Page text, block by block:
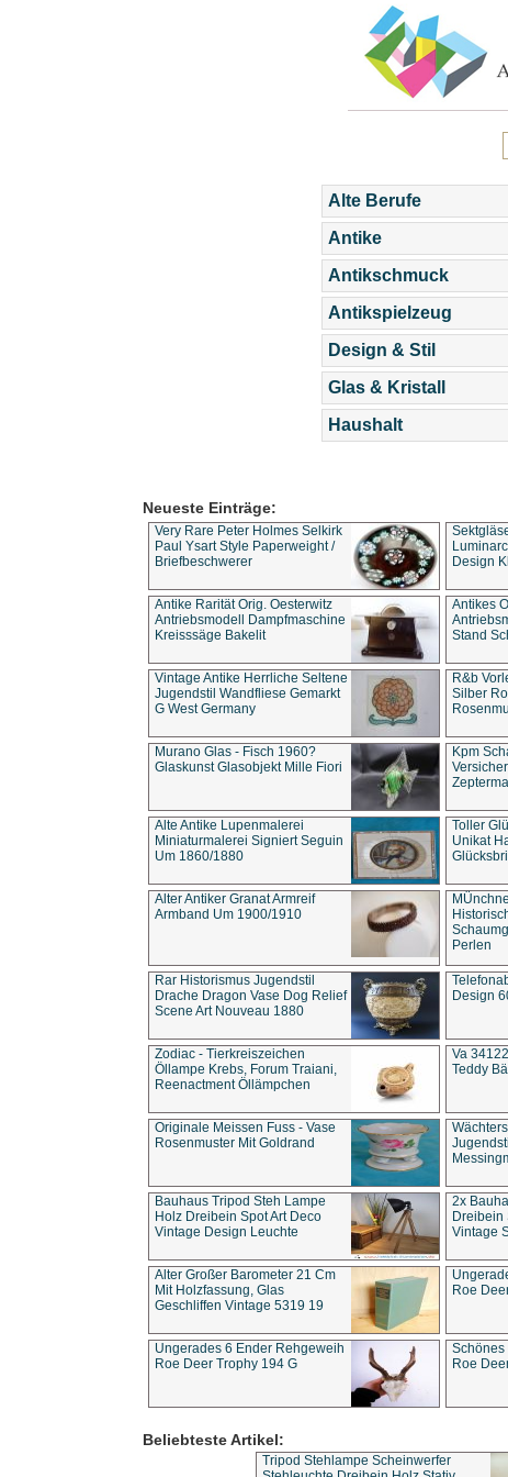
Alte Berufe
Antike
Antikschmuck
Antikspielzeug
Design & Stil
Glas & Kristall
Haushalt
Neueste Einträge:
Very Rare Peter Holmes Selkirk
Paul Ysart Style Paperweight /
Briefbeschwerer
Design
Antike Rarität Orig. Oesterwitz
Antriebsmodell Dampfmaschine
Kreisssäge Bakelit
Antikes
Stand
Vintage Antike Herrliche Seltene
Jugendstil Wandfliese Gemarkt
G West Germany
R&b
Silber
Murano Glas - Fisch 1960?
Glaskunst Glasobjekt Mille Fiori
Kpm
Alte Antike Lupenmalerei
Miniaturmalerei Signiert Seguin
Um 1860/1880
Toller
Unikat
Alter Antiker Granat Armreif
Armband Um 1900/1910
Perlen
Rar Historismus Jugendstil
Drache Dragon Vase Dog Relief
Scene Art Nouveau 1880
Design
Zodiac - Tierkreiszeichen
Öllampe Krebs, Forum Traiani,
Reenactment Öllämpchen
Va
Teddy
Originale Meissen Fuss - Vase
Rosenmuster Mit Goldrand
Bauhaus Tripod Steh Lampe
Holz Dreibein Spot Art Deco
Vintage Design Leuchte
2x
Dreibein
Vintage
Alter Großer Barometer 21 Cm
Mit Holzfassung, Glas
Geschliffen Vintage 5319 19
Roe
Ungerades 6 Ender Rehgeweih
Roe Deer Trophy 194 G
Schönes
Roe
Beliebteste Artikel:
Tripod Stehlampe Scheinwerfer